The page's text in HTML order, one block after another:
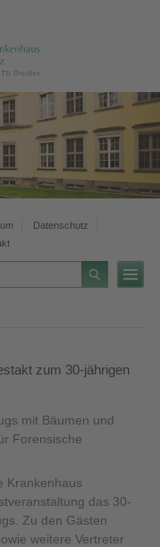
Datenschutz
zum 30-jährigen
Krankenhaus
das 30-
Zu den Gästen
weitere Vertreter